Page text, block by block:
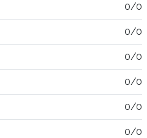
0/0
0/0
0/0
0/0
0/0
0/0